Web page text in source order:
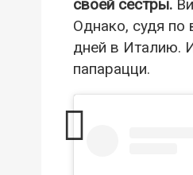
своей сестры.
Однако, судя по
дней в Италию.
папарацци.